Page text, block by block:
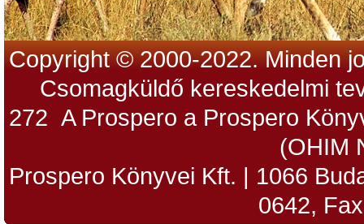
Copyright © 2000-2022. Minden
Csomagküldő kereskedelmi
272 A Prospero a Prospero
(OHIM
Prospero Könyvei Kft. | 1066
0642,